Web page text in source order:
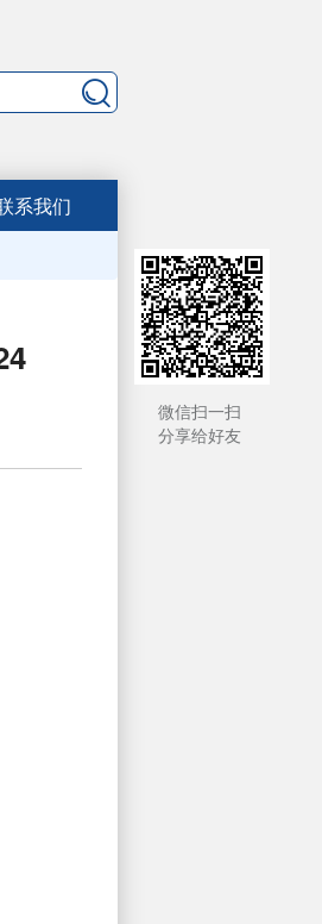
系我们
微信扫一扫
分享给好友